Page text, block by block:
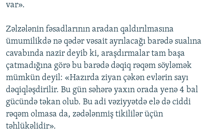
var».
Zəlzələnin fəsadlarının aradan qaldırılmasına
ümumilikdə nə qədər vəsait ayrılacağı barədə sualına
cavabında nazir deyib ki, araşdırmalar tam başa
çatmadığına görə bu barədə dəqiq rəqəm söyləmək
mümkün deyil: «Hazırda ziyan çəkən evlərin sayı
dəqiqləşdirilir. Bu gün səhərə yaxın orada yenə 4 bal
gücündə təkan olub. Bu adi vəziyyətdə elə də ciddi
rəqəm olmasa da, zədələnmiş tikililər üçün
təhlükəlidir».